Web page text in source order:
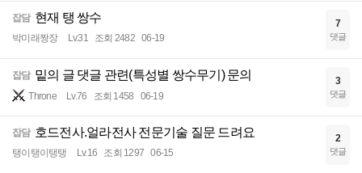
잡담 현재 탱 쌍수
박미래짱장 Lv.31 조회 2482 06-19
7
댓글
잡담 밑의 글 댓글 관련(특성별 쌍수무기) 문의
Throne Lv.76 조회 1458 06-19
3
댓글
잡담 호드전사.얼라전사 전문기술 질문 드려요
탱이탱이탱탱 Lv.16 조회 1297 06-15
2
댓글